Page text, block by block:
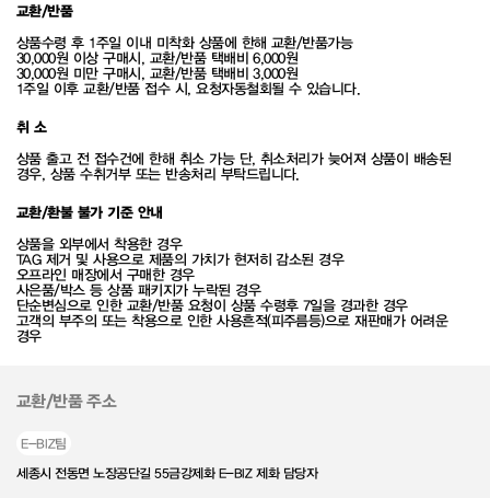
교환/반품
상품수령 후 1주일 이내 미착화 상품에 한해 교환/반품가능
30,000원 이상 구매시, 교환/반품 택배비 6,000원
30,000원 미만 구매시, 교환/반품 택배비 3,000원
1주일 이후 교환/반품 접수 시, 요청자동철회될 수 있습니다.
취 소
상품 출고 전 접수건에 한해 취소 가능 단, 취소처리가 늦어져 상품이 배송된
경우, 상품 수취거부 또는 반송처리 부탁드립니다.
교환/환불 불가 기준 안내
상품을 외부에서 착용한 경우
TAG 제거 및 사용으로 제품의 가치가 현저히 감소된 경우
오프라인 매장에서 구매한 경우
사은품/박스 등 상품 패키지가 누락된 경우
단순변심으로 인한 교환/반품 요청이 상품 수령후 7일을 경과한 경우
고객의 부주의 또는 착용으로 인한 사용흔적(피주름등)으로 재판매가 어려운
경우
교환/반품 주소
E-BIZ팀
세종시 전동면 노장공단길 55금강제화 E-BIZ 제화 담당자